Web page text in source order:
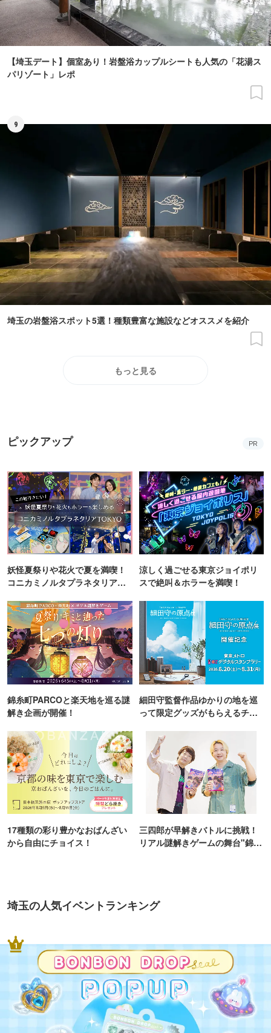
【埼玉デート】個室あり！岩盤浴カップルシートも人気の「花湯ス
パリゾート」レポ
9
埼玉の岩盤浴スポット5選！種類豊富な施設などオススメを紹介
もっと見る
ピックアップ PR
妖怪夏祭りや花火で夏を満喫！
コニカミノルタプラネタリア
涼しく過ごせる東京ジョイポリ
スで絶叫＆ホラーを満喫！
錦糸町PARCOと楽天地を巡る謎
解き企画が開催！
細田守監督作品ゆかりの地を巡
って限定グッズがもらえるチャ
17種類の彩り豊かなおばんざい
から自由にチョイス！
三四郎が早解きバトルに挑戦！
リアル謎解きゲームの舞台"錦糸
埼玉の人気イベントランキング
1